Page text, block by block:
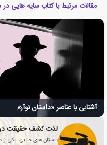
مقالات مرتبط با کتاب سایه هایی
آشنایی با عناصر «داستان نوآر»
لذت کشف حقیقت در
داستان های جنایی، یکی از